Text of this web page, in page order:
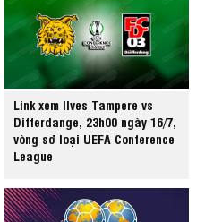
Link xem Ilves Tampere vs
Differdange, 23h00 ngày 16/7,
vòng sơ loại UEFA Conference
League